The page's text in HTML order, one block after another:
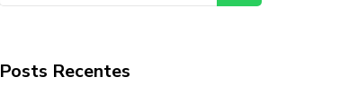
Posts Recentes